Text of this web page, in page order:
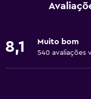
Roupa de cama
8,1 Muito bom
540 avaliações